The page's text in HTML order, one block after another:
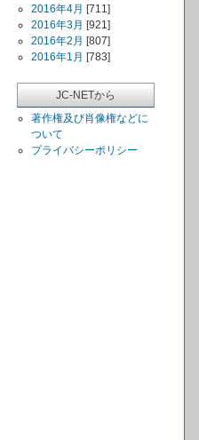
2016年4月 [711]
2016年3月 [921]
2016年2月 [807]
2016年1月 [783]
JC-NETから
著作権及び肖像権などに
ついて
プライバシーポリシー